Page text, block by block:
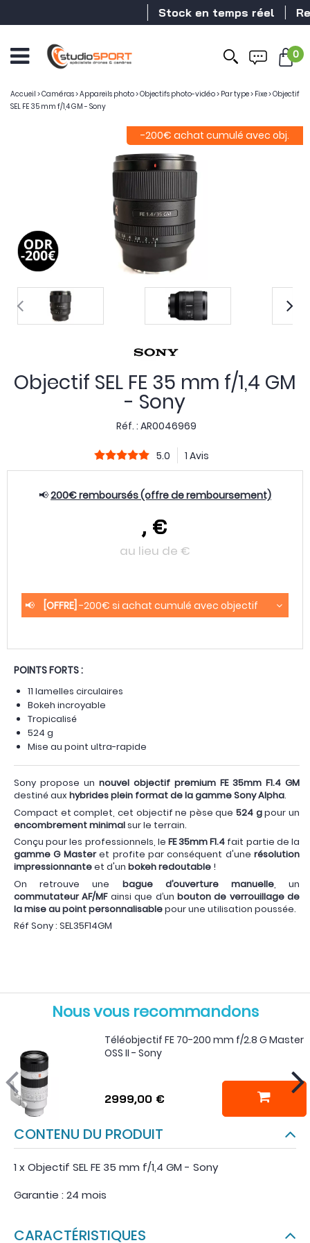
Stock en temps réel
0
Accueil >Caméras>Appareils photo>Objectifs photo-vidéo> Par type> Fixe>Objectif
SEL FE 35 mm f/1,4 GM - Sony
-200€ achat cumulé avec obj.
Objectif SEL FE 35 mm f/1,4 GM
- Sony
Réf. : AR0046969
5.0 1 Avis
, €
au lieu de €
📢200€ remboursés (offre de remboursement)
📢 [OFFRE] -200€ si achat cumulé avec objectif
POINTS FORTS :
11 lamelles circulaires
Bokeh incroyable
Tropicalisé
524 g
Mise au point ultra-rapide
Sony propose un nouvel objectif premium FE 35mm F1.4 GM
destiné auxhybrides plein format de la gamme Sony Alpha.
Compact et complet, cet objectif ne pèse que 524 gpour un
encombrement minimalsur le terrain.
Conçu pour les professionnels, le FE 35mm F1.4 fait partie de la
gamme G Masteret profite par conséquent d'une résolution
impressionnanteet d'un bokeh redoutable !
On retrouve une bague d’ouverture manuelle, un
commutateur AF/MFainsi que d’un bouton de verrouillage de
la mise au point personnalisablepour une utilisation poussée.
Réf Sony : SEL35F14GM
Nous vous recommandons
Téléobjectif FE 70-200 mm f/2.8 G Master
OSS II - Sony
2999,00 €
CONTENU DU PRODUIT
1 x Objectif SEL FE 35 mm f/1,4 GM - Sony
Garantie : 24 mois
CARACTÉRISTIQUES